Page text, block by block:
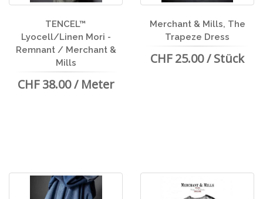
TENCEL™
Lyocell/Linen Mori -
Remnant / Merchant &
Mills
CHF 38.00 / Meter
Merchant & Mills, The
Trapeze Dress
CHF 25.00 / Stück